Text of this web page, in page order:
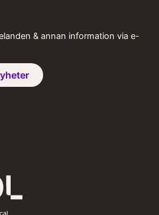
& annan information via e-